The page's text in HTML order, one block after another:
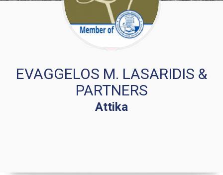
EVAGGELOS M. LASARIDIS &
PARTNERS
Attika